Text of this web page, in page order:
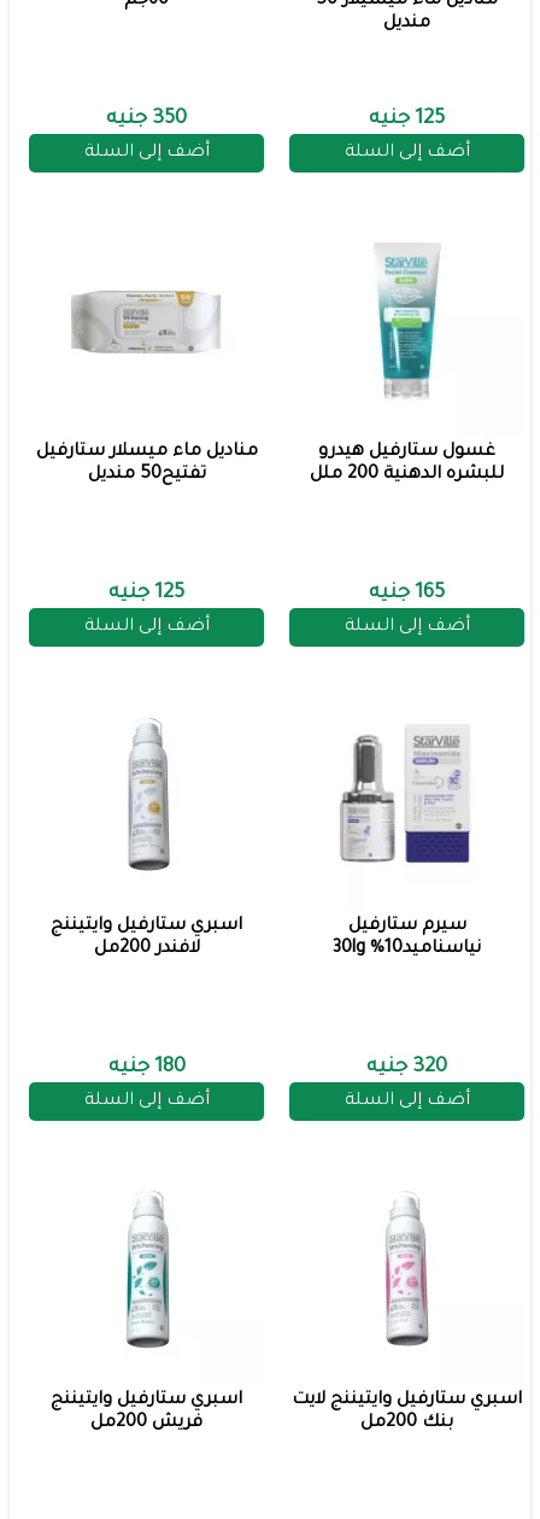
منديل
125 جنيه
أضف إلى السلة
350 جنيه
أضف إلى السلة
غسول ستارفيل هيدرو
للبشره الدهنية 200 ملل
165 جنيه
أضف إلى السلة
مناديل ماء ميسلار ستارفيل
تفتيح50 منديل
125 جنيه
أضف إلى السلة
سيرم ستارفيل
نياسناميد10% 30lg
320 جنيه
أضف إلى السلة
اسبري ستارفيل وايتيننج
لافندر 200مل
180 جنيه
أضف إلى السلة
اسبري ستارفيل وايتيننج لايت
بنك 200مل
اسبري ستارفيل وايتيننج
فريش 200مل